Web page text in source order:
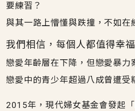
要練習？
與其一路上懵懂與跌撞，不如在
我們相信，每個人都值得幸
戀愛年齡層在下降，但戀愛暴力
戀愛中的青少年超過八成曾遭受
2015年，現代婦女基金會發起「